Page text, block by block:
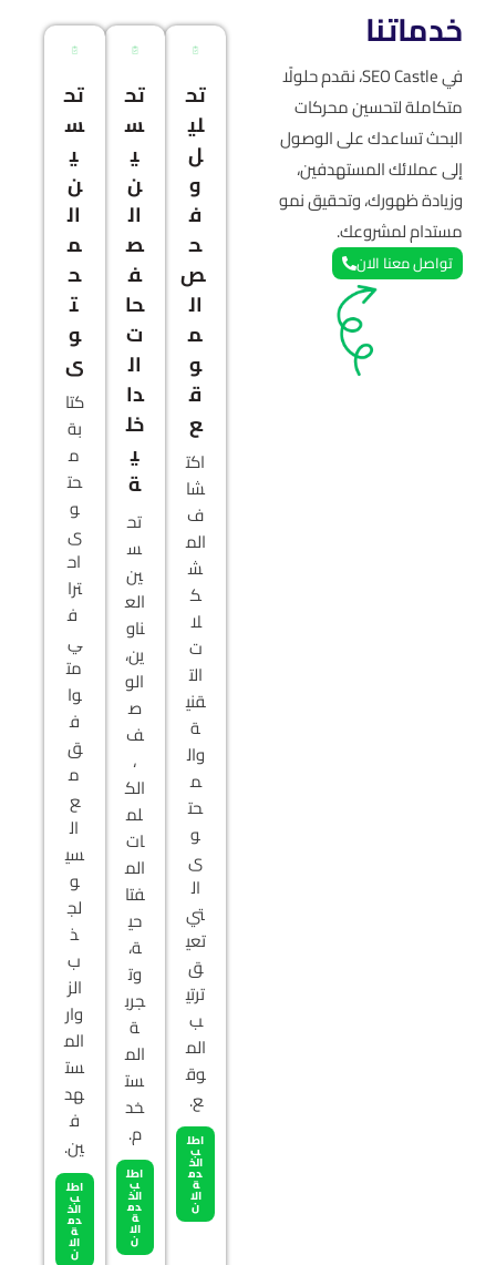
خدماتنا
في SEO Castle، نقدم حلولًا
متكاملة لتحسين محركات
البحث تساعدك على الوصول
إلى عملائك المستهدفين،
وزيادة ظهورك، وتحقيق نمو
مستدام لمشروعك.
تواصل معنا الان
تح
لي
ل
و
ف
ح
ص
ال
م
و
ق
ع
اكت
شا
ف
الم
ش
ك
لا
ت
الت
قني
ة
وال
م
حت
و
ى
ال
تي
تعي
ق
ترتي
ب
الم
وق
ع.
اطل
ب
الخ
دم
ة
الا
ن
تح
س
ي
ن
ال
ص
ف
حا
ت
ال
دا
خل
ي
ة
تح
س
ين
الع
ناو
ين،
الو
ص
ف
،
الك
لم
ات
الم
فتا
حي
ة،
وت
جرب
ة
الم
ست
خد
م.
اطل
ب
الخ
دم
ة
الا
ن
تح
س
ي
ن
ال
م
ح
ت
و
ى
كتا
بة
م
حت
و
ى
اح
ترا
ف
ي
مت
وا
ف
ق
م
ع
ال
سي
و
لج
ذ
ب
الز
وار
الم
ست
هد
ف
ين.
اطل
ب
الخ
دم
ة
الا
ن